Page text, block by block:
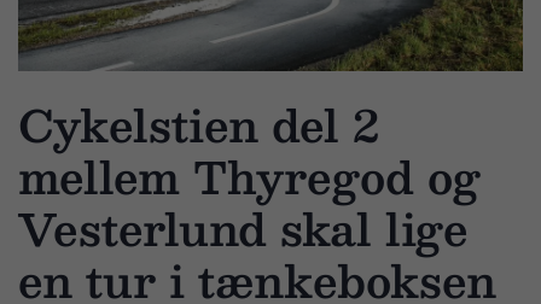
Cykelstien del 2
mellem Thyregod og
Vesterlund skal lige
en tur i tænkeboksen